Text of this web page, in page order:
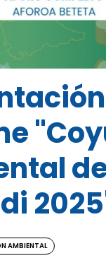
AMBIENTAL